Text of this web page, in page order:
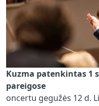
Kuzma patenkintas 1
pareigose
oncertu gegužės 12 d.